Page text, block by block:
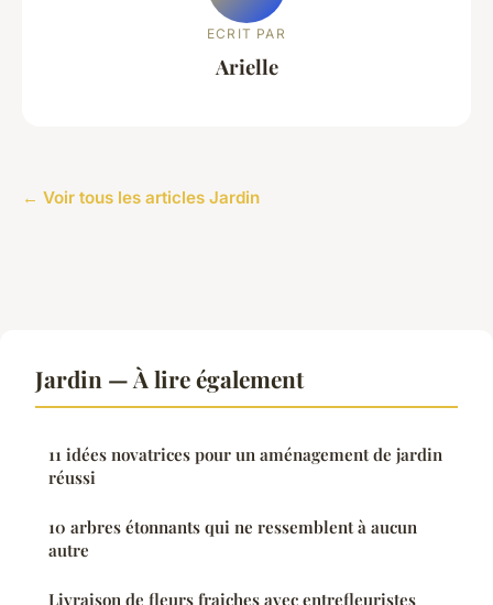
ECRIT PAR
Arielle
← Voir tous les articles Jardin
Jardin — À lire également
11 idées novatrices pour un aménagement de jardin
réussi
10 arbres étonnants qui ne ressemblent à aucun
autre
Livraison de fleurs fraiches avec entrefleuristes